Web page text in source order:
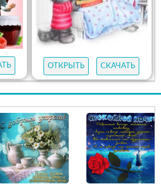
ОТКРЫТЬ СКАЧАТЬ